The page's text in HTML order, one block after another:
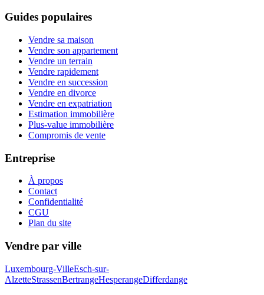
Guides populaires
Vendre sa maison
Vendre son appartement
Vendre un terrain
Vendre rapidement
Vendre en succession
Vendre en divorce
Vendre en expatriation
Estimation immobilière
Plus-value immobilière
Compromis de vente
Entreprise
À propos
Contact
Confidentialité
CGU
Plan du site
Vendre par ville
Luxembourg-VilleEsch-sur-
AlzetteStrassenBertrangeHesperangeDifferdange